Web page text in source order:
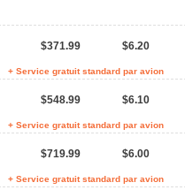
$371.99 $6.20
+ Service gratuit standard par avion
$548.99 $6.10
+ Service gratuit standard par avion
$719.99 $6.00
+ Service gratuit standard par avion